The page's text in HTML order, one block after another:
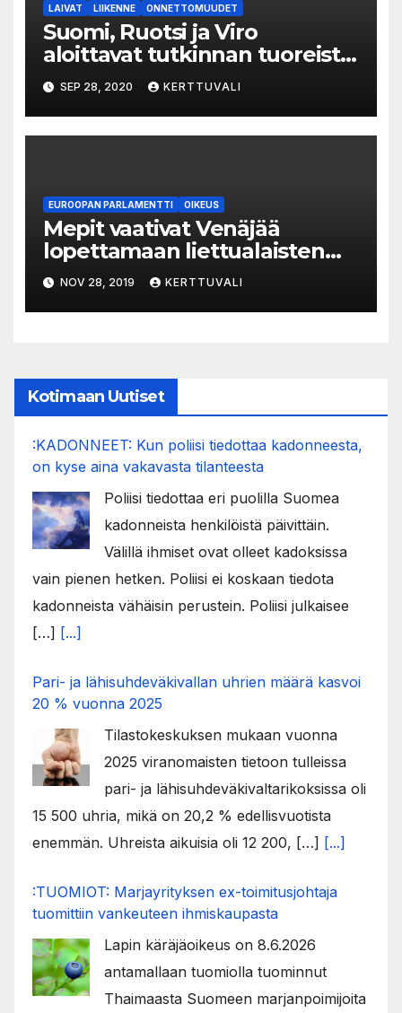
LAIVAT LIIKENNE ONNETTOMUUDET
Suomi, Ruotsi ja Viro
aloittavat tutkinnan tuoreista
Estonia-sokkipaljastuksista
SEP 28, 2020 KERTTUVALI
EUROOPAN PARLAMENTTI OIKEUS
Mepit vaativat Venäjää
lopettamaan liettualaisten
tuomarien laittomat
syyttämiset
NOV 28, 2019 KERTTUVALI
Kotimaan Uutiset
:KADONNEET: Kun poliisi tiedottaa kadonneesta,
on kyse aina vakavasta tilanteesta
Poliisi tiedottaa eri puolilla Suomea
kadonneista henkilöistä päivittäin.
Välillä ihmiset ovat olleet kadoksissa
vain pienen hetken. Poliisi ei koskaan tiedota
kadonneista vähäisin perustein. Poliisi julkaisee
[…] [...]
Pari- ja lähisuhdeväkivallan uhrien määrä kasvoi
20 % vuonna 2025
Tilastokeskuksen mukaan vuonna
2025 viranomaisten tietoon tulleissa
pari- ja lähisuhdeväkivaltarikoksissa oli
15 500 uhria, mikä on 20,2 % edellisvuotista
enemmän. Uhreista aikuisia oli 12 200, […] [...]
:TUOMIOT: Marjayrityksen ex-toimitusjohtaja
tuomittiin vankeuteen ihmiskaupasta
Lapin käräjäoikeus on 8.6.2026
antamallaan tuomiolla tuominnut
Thaimaasta Suomeen marjanpoimijoita